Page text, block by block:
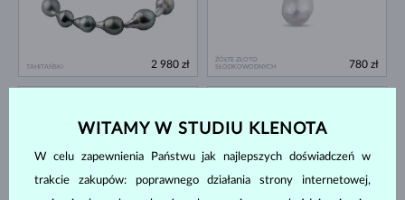
TAHITAŃSKI 2 980 zł
ŻÓŁTE ZŁOTO
SŁODKOWODNYCH
780 zł
WITAMY W STUDIU KLENOTA
W celu zapewnienia Państwu jak najlepszych doświadczeń w
trakcie zakupów: poprawnego działania strony internetowej,